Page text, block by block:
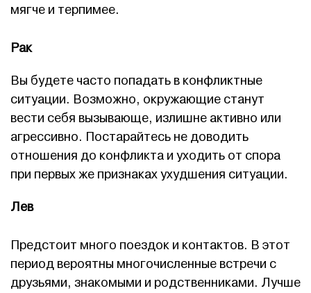
мягче и терпимее.
Рак
Вы будете часто попадать в конфликтные
ситуации. Возможно, окружающие станут
вести себя вызывающе, излишне активно или
агрессивно. Постарайтесь не доводить
отношения до конфликта и уходить от спора
при первых же признаках ухудшения ситуации.
Лев
Предстоит много поездок и контактов. В этот
период вероятны многочисленные встречи с
друзьями, знакомыми и родственниками. Лучше